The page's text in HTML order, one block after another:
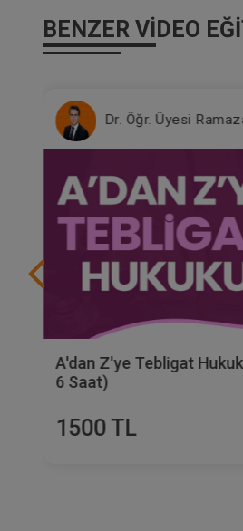
BENZER VIDEO
Dr. Öğr. Üyesi
A'dan Z'ye Tebligat
6 Saat)
1500 TL